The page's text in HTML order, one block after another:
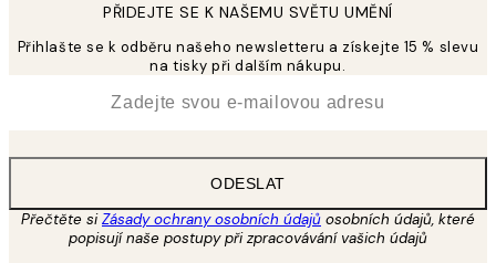
PŘIDEJTE SE K NAŠEMU SVĚTU UMĚNÍ
Přihlašte se k odběru našeho newsletteru a získejte 15 % slevu
na tisky při dalším nákupu.
ODESLAT
Přečtěte siZásady ochrany osobních údajů osobních údajů, které
popisují naše postupy při zpracovávání vašich údajů